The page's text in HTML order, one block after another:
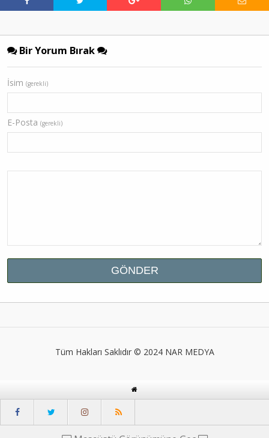
Bir Yorum Bırak
İsim (gerekli)
E-Posta (gerekli)
Tüm Hakları Saklıdır © 2024 NAR MEDYA